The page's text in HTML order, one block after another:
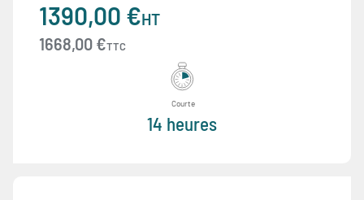
1390,00 €HT
1668,00 €TTC
Courte
14 heures